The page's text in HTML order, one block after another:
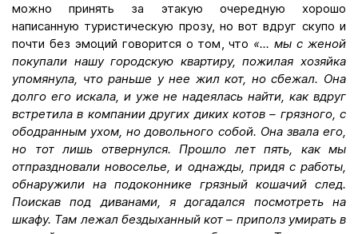
можно принять за этакую очередную хорошо
написанную туристическую прозу, но вот вдруг скупо и
почти без эмоций говорится о том, что «...мы с женой
покупали нашу городскую квартиру, пожилая хозяйка
упомянула, что раньше у нее жил кот, но сбежал. Она
долго его искала, и уже не надеялась найти, как вдруг
встретила в компании других диких котов – грязного, с
ободранным ухом, но довольного собой. Она звала его,
но тот лишь отвернулся. Прошло лет пять, как мы
отпраздновали новоселье, и однажды, придя с работы,
обнаружили на подоконнике грязный кошачий след.
Поискав под диванами, я догадался посмотреть на
шкафу. Там лежал бездыханный кот – приполз умирать в